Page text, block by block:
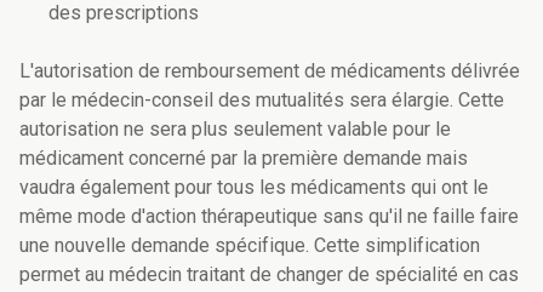
des prescriptions
L'autorisation de remboursement de médicaments délivrée
par le médecin-conseil des mutualités sera élargie. Cette
autorisation ne sera plus seulement valable pour le
médicament concerné par la première demande mais
vaudra également pour tous les médicaments qui ont le
même mode d'action thérapeutique sans qu'il ne faille faire
une nouvelle demande spécifique. Cette simplification
permet au médecin traitant de changer de spécialité en cas